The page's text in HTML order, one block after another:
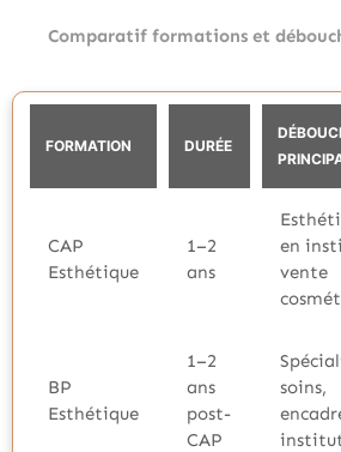
Comparatif formations et
FORMATION DURÉE
CAP
Esthétique
1–2
ans
en
vente
BP
Esthétique
1–2
ans
post-
CAP
soins,